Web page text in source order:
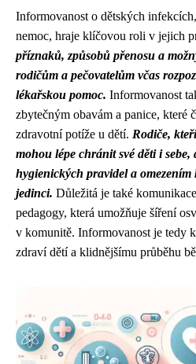
Informovanost o dětských
nemoc, hraje klíčovou roli v jejich
příznaků, způsobů přenosu a
rodičům a pečovatelům včas
lékařskou pomoc. Informovanost
zbytečným obavám a panice, které
zdravotní potíže u dětí. Rodiče,
mohou lépe chránit své děti i
hygienických pravidel a
jedinci. Důležitá je také
pedagogy, která umožňuje šíření
v komunitě. Informovanost je tedy
zdraví dětí a klidnějšímu průběhu